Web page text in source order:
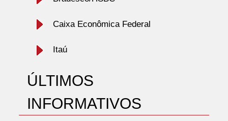
Caixa Econômica Federal
Itaú
ÚLTIMOS
INFORMATIVOS